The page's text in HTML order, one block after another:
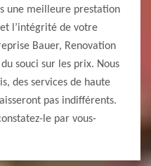
une meilleure prestation
l’intégrité de votre
Bauer, Renovation
souci sur les prix. Nous
des services de haute
pas indifférents.
le par vous-